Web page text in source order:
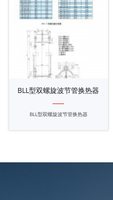
BLL型双螺旋波节管换热器
BLL型双螺旋波节管换热器